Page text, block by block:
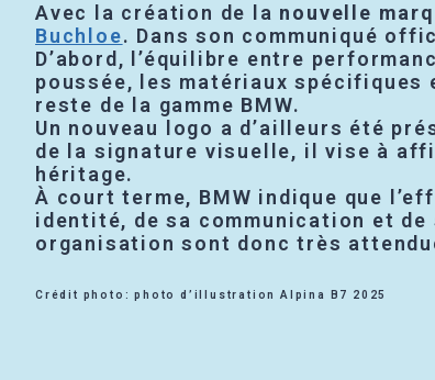
Avec la création de la nouvelle
Buchloe. Dans son communiqué
D’abord, l’équilibre entre
poussée, les matériaux
reste de la gamme BMW.
Un nouveau logo a d’ailleurs été
de la signature visuelle, il vise à
héritage.
À court terme, BMW indique que
identité, de sa communication et de
organisation sont donc très
Crédit photo: photo d’illustration Alpina B7 2025